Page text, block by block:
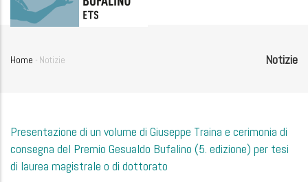
Notizie
Home - Notizie
Presentazione di un volume di Giuseppe Traina e cerimonia di
consegna del Premio Gesualdo Bufalino (5. edizione) per tesi
di laurea magistrale o di dottorato